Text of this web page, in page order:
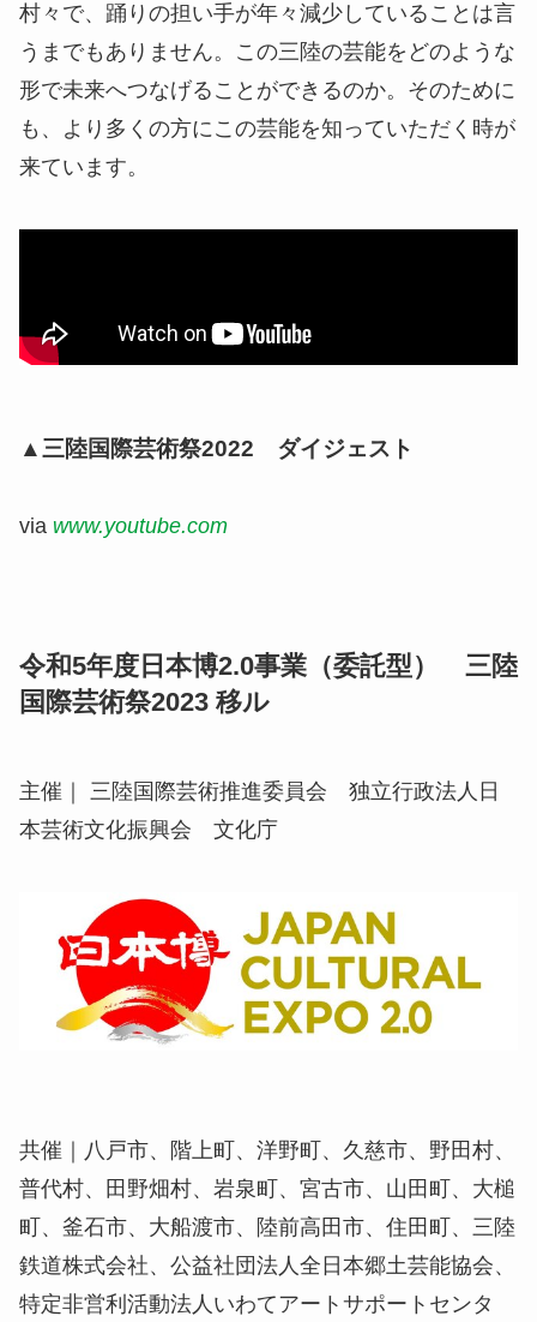
村々で、踊りの担い⼿が年々減少していることは⾔
うまでもありません。この三陸の芸能をどのような
形で未来へつなげることができるのか。そのために
も、より多くの⽅にこの芸能を知っていただく時が
来ています。
▲三陸国際芸術祭2022 ダイジェスト
via www.youtube.com
令和5年度日本博2.0事業（委託型） 三陸
国際芸術祭2023 移ル
主催｜ 三陸国際芸術推進委員会 独立行政法人日
本芸術文化振興会 文化庁
共催｜八戸市、階上町、洋野町、久慈市、野田村、
普代村、田野畑村、岩泉町、宮古市、山田町、大槌
町、釜石市、大船渡市、陸前高田市、住田町、三陸
鉄道株式会社、公益社団法人全日本郷土芸能協会、
特定非営利活動法人いわてアートサポートセンタ